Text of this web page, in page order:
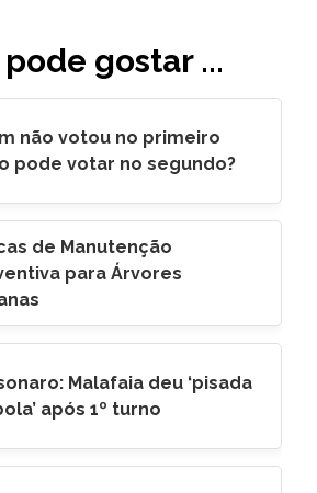
gostar ...
não votou no primeiro
pode votar no segundo?
de Manutenção
para Árvores
Malafaia deu ‘pisada
após 1º turno